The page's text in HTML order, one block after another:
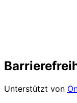
Unterstützt von